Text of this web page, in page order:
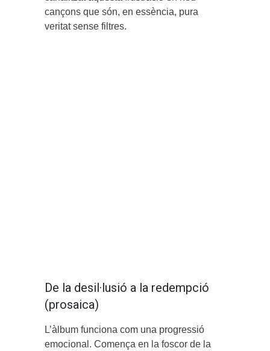
cançons que són, en essència, pura
veritat sense filtres.
De la desil·lusió a la redempció
(prosaica)
L’àlbum funciona com una progressió
emocional. Comença en la foscor de la